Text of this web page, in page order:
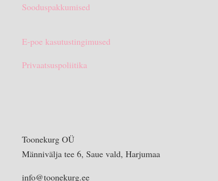
Sooduspakkumised
E-poe kasutustingimused
Privaatsuspoliitika
Toonekurg OÜ
Männivälja tee 6, Saue vald, Harjumaa
info@toonekurg.ee